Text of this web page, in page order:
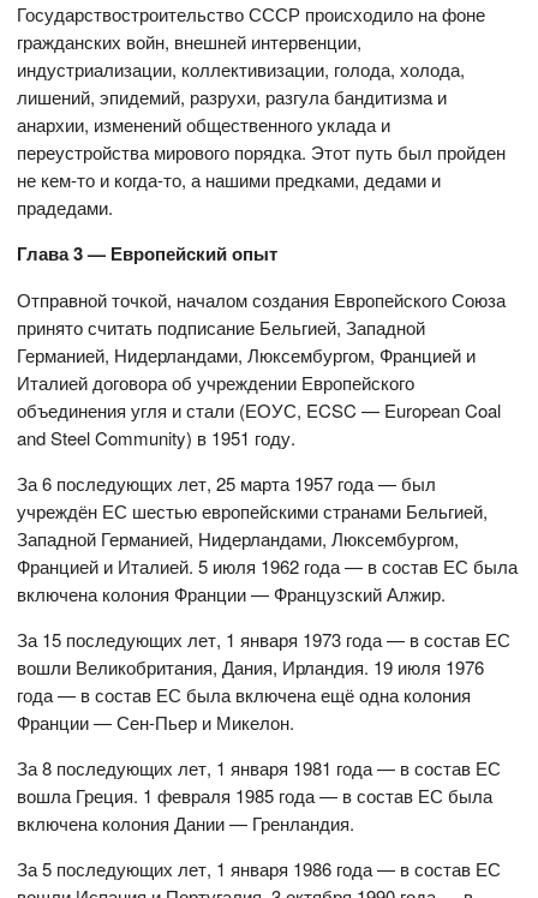
Государствостроительство СССР происходило на фоне
гражданских войн, внешней интервенции,
индустриализации, коллективизации, голода, холода,
лишений, эпидемий, разрухи, разгула бандитизма и
анархии, изменений общественного уклада и
переустройства мирового порядка. Этот путь был пройден
не кем-то и когда-то, а нашими предками, дедами и
прадедами.
Глава 3 — Европейский опыт
Отправной точкой, началом создания Европейского Союза
принято считать подписание Бельгией, Западной
Германией, Нидерландами, Люксембургом, Францией и
Италией договора об учреждении Европейского
объединения угля и стали (ЕОУС, ECSC — European Coal
and Steel Community) в 1951 году.
За 6 последующих лет, 25 марта 1957 года — был
учреждён ЕС шестью европейскими странами Бельгией,
Западной Германией, Нидерландами, Люксембургом,
Францией и Италией. 5 июля 1962 года — в состав ЕС была
включена колония Франции — Французский Алжир.
За 15 последующих лет, 1 января 1973 года — в состав ЕС
вошли Великобритания, Дания, Ирландия. 19 июля 1976
года — в состав ЕС была включена ещё одна колония
Франции — Сен-Пьер и Микелон.
За 8 последующих лет, 1 января 1981 года — в состав ЕС
вошла Греция. 1 февраля 1985 года — в состав ЕС была
включена колония Дании — Гренландия.
За 5 последующих лет, 1 января 1986 года — в состав ЕС